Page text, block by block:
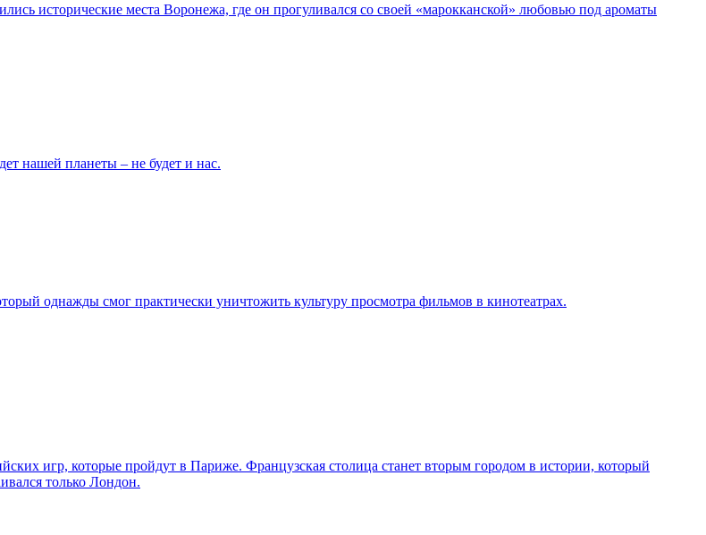
исторические места Воронежа, где он прогуливался со своей «марокканской» любовью под ароматы
нашей планеты – не будет и нас.
однажды смог практически уничтожить культуру просмотра фильмов в кинотеатрах.
игр, которые пройдут в Париже. Французская столица станет вторым городом в истории, который
только Лондон.